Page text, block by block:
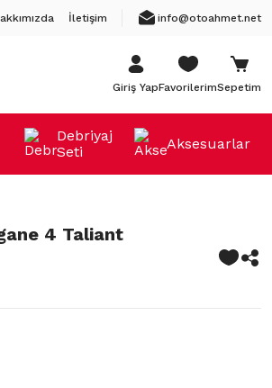
İletişim info@otoahmet.net
Giriş YapFavorilerimSepetim
Debriyaj
Seti
Aksesuarlar
4 Taliant